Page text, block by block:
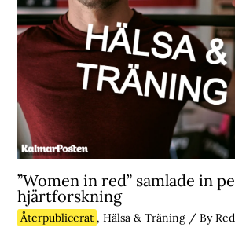
”Women in red” samlade in
hjärtforskning
Återpublicerat , Hälsa & Träning/ By